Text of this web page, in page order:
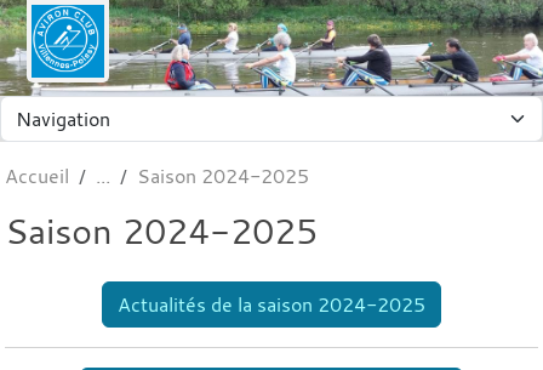
Accueil Saison 2024-2025
Saison 2024-2025
Actualités de la saison 2024-2025
Panneau de gestion des cookies